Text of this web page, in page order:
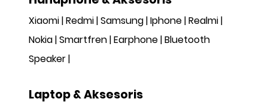
Xiaomi Redmi Samsung Iphone Realmi
Nokia Smartfren Earphone Bluetooth
Speaker
Laptop & Aksesoris